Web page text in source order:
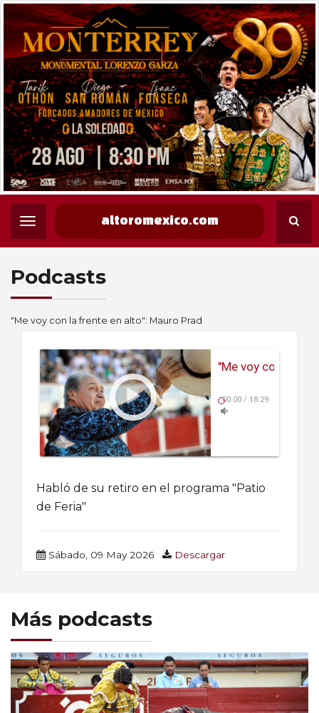
altoromexico.com
Podcasts
"Me voy con la frente en alto": Mauro Prad
"Me voy con la
-00:00 / 18:29
Habló de su retiro en el programa "Patio
de Feria"
Sábado, 09 May 2026 Descargar
Más podcasts